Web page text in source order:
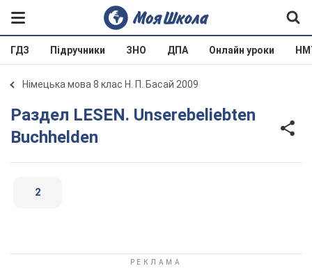
ГДЗ Підручники ЗНО ДПА Онлайн уроки
Німецька мова 8 клас Н. П. Басай 2009
Раздел LESEN. Unserebeliebten
Buchhelden
2